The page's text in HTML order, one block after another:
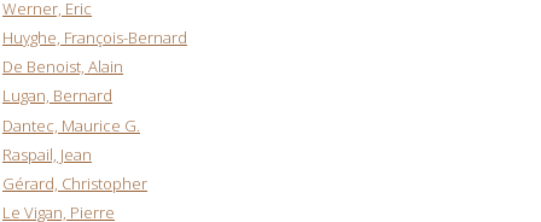
Werner, Eric
Huyghe, François-Bernard
De Benoist, Alain
Lugan, Bernard
Dantec, Maurice G.
Raspail, Jean
Gérard, Christopher
Le Vigan, Pierre